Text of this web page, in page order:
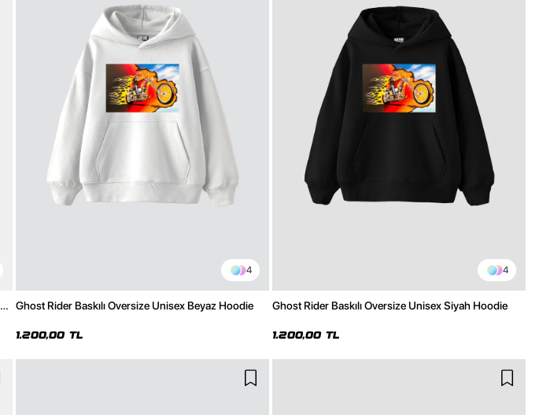
4
Ghost Rider Baskılı Oversize Unisex Beyaz Hoodie
1.200,00 TL
4
Ghost Rider Baskılı Oversize Unisex Siyah Hoodie
1.200,00 TL